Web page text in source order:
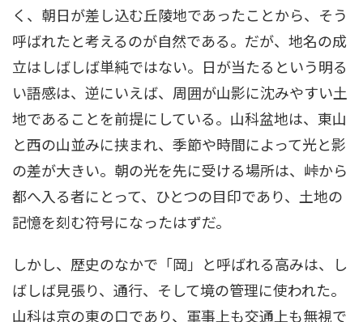
く、朝日が差し込む丘陵地であったことから、そう
呼ばれたと考えるのが自然である。だが、地名の成
立はしばしば単純ではない。日が当たるという明る
い語感は、逆にいえば、周囲が山影に沈みやすい土
地であることを前提にしている。山科盆地は、東山
と西の山並みに挟まれ、季節や時間によって光と影
の差が大きい。朝の光を先に受ける場所は、峠から
都へ入る者にとって、ひとつの目印であり、土地の
記憶を刻む符号になったはずだ。
しかし、歴史のなかで「岡」と呼ばれる高みは、し
ばしば見張り、通行、そして境の管理に使われた。
山科は京の東の口であり、軍事上も交通上も無視で